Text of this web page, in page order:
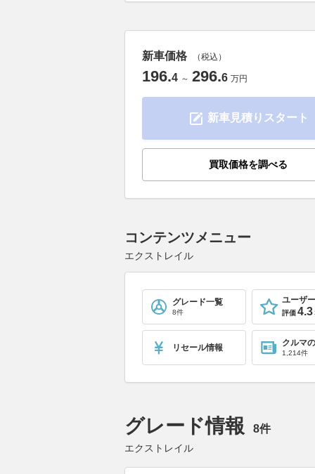
新車価格 （税込）
196.4 ～ 296.6 万円
新車見積りスタート
買取価格を調べる
コンテンツメニュー
エクストレイル
グレード一覧
8件
ユーザ
評価4.3
リセール情報 クルマ
1,214件
グレード情報 8件
エクストレイル